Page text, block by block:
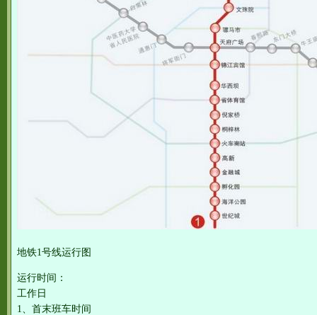
地铁1号线运行图
运行时间：
工作日
1、首末班车时间